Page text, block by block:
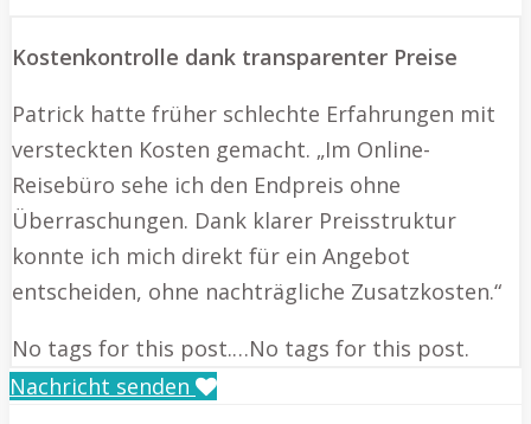
Kostenkontrolle dank transparenter Preise
Patrick hatte früher schlechte Erfahrungen mit
versteckten Kosten gemacht. „Im Online-
Reisebüro sehe ich den Endpreis ohne
Überraschungen. Dank klarer Preisstruktur
konnte ich mich direkt für ein Angebot
entscheiden, ohne nachträgliche Zusatzkosten.“
No tags for this post.…No tags for this post.
Nachricht senden